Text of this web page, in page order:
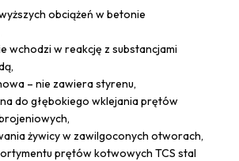
obciążeń w betonie
wchodzi w reakcję z substancjami
– nie zawiera styrenu,
do głębokiego wklejania prętów
żywicy w zawilgoconych otworach,
prętów kotwowych TCS stal